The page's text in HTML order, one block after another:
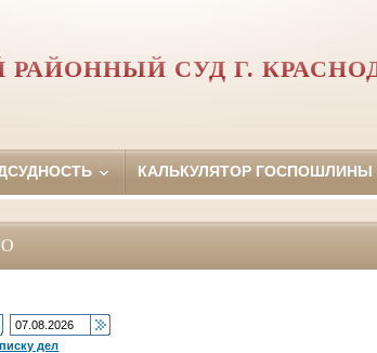
СУД Г.
КАЛЬКУЛЯТОР ГОСПОШЛИНЫ
дел